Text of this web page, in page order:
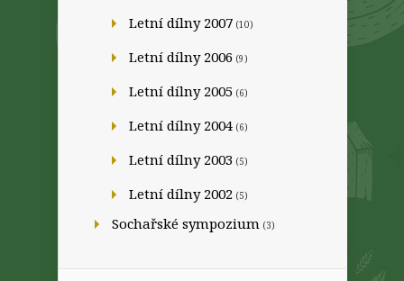
Letní dílny 2007 (10)
Letní dílny 2006 (9)
Letní dílny 2005 (6)
Letní dílny 2004 (6)
Letní dílny 2003 (5)
Letní dílny 2002 (5)
Sochařské sympozium (3)